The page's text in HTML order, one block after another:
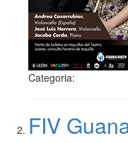
Categoria:
FIV